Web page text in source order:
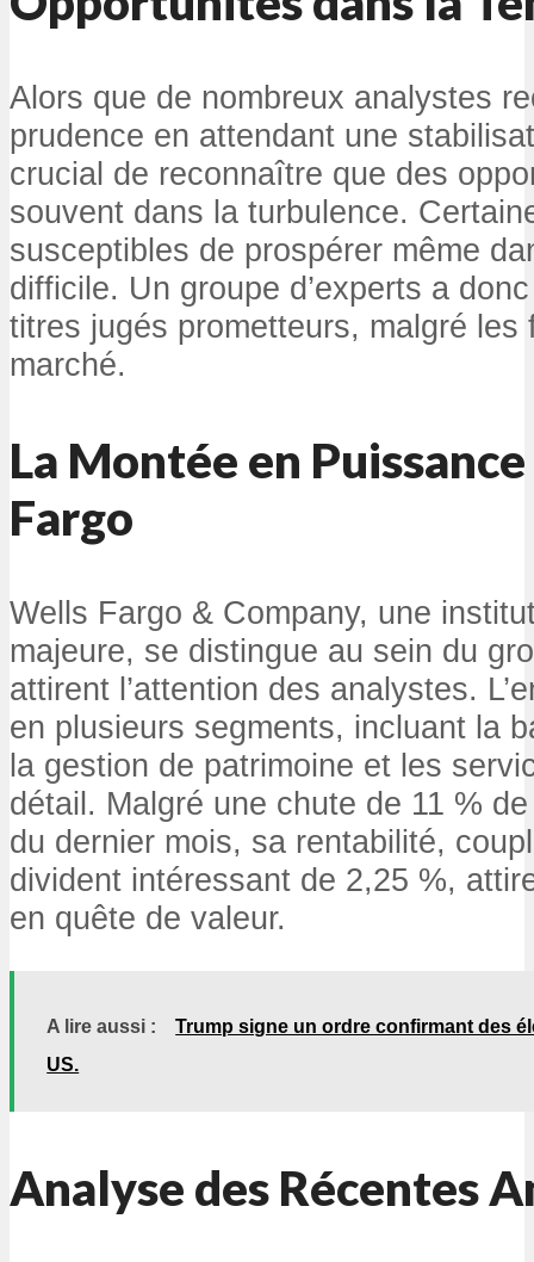
Alors que de nombreux analystes
prudence en attendant une
crucial de reconnaître que des
souvent dans la turbulence.
susceptibles de prospérer même
difficile. Un groupe d’experts a
titres jugés prometteurs, malgré les
marché.
La Montée en
Fargo
Wells Fargo & Company, une
majeure, se distingue au sein du
attirent l’attention des analystes.
en plusieurs segments, incluant la
la gestion de patrimoine et les
détail. Malgré une chute de 11 %
du dernier mois, sa rentabilité,
divident intéressant de 2,25 %,
en quête de valeur.
A lire aussi :
Trump signe un ordre confirmant des
US.
Analyse des Récentes